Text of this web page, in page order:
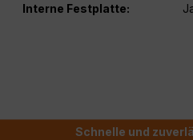
Interne Festplatte:
Schnelle und